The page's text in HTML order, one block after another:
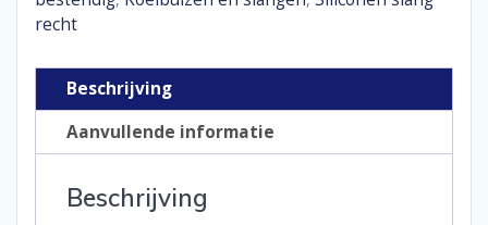
mm
(benzine
aantal
recht
Beschrijving
Aanvullende informatie
Beschrijving